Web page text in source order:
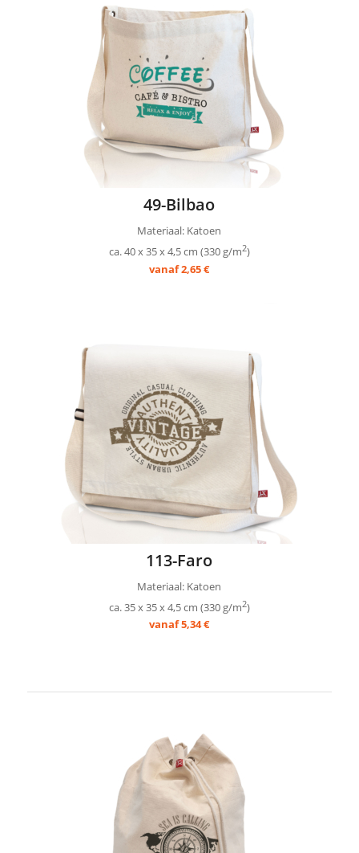
49-Bilbao
Materiaal: Katoen
ca. 40 x 35 x 4,5 cm (330 g/m2)
vanaf 2,65 €
113-Faro
Materiaal: Katoen
ca. 35 x 35 x 4,5 cm (330 g/m2)
vanaf 5,34 €